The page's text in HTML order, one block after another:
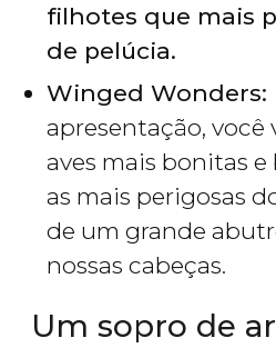
filhotes que mais
de pelúcia.
Winged Wonders:
apresentação, você
aves mais bonitas
as mais perigosas
de um grande
nossas cabeças.
Um sopro de